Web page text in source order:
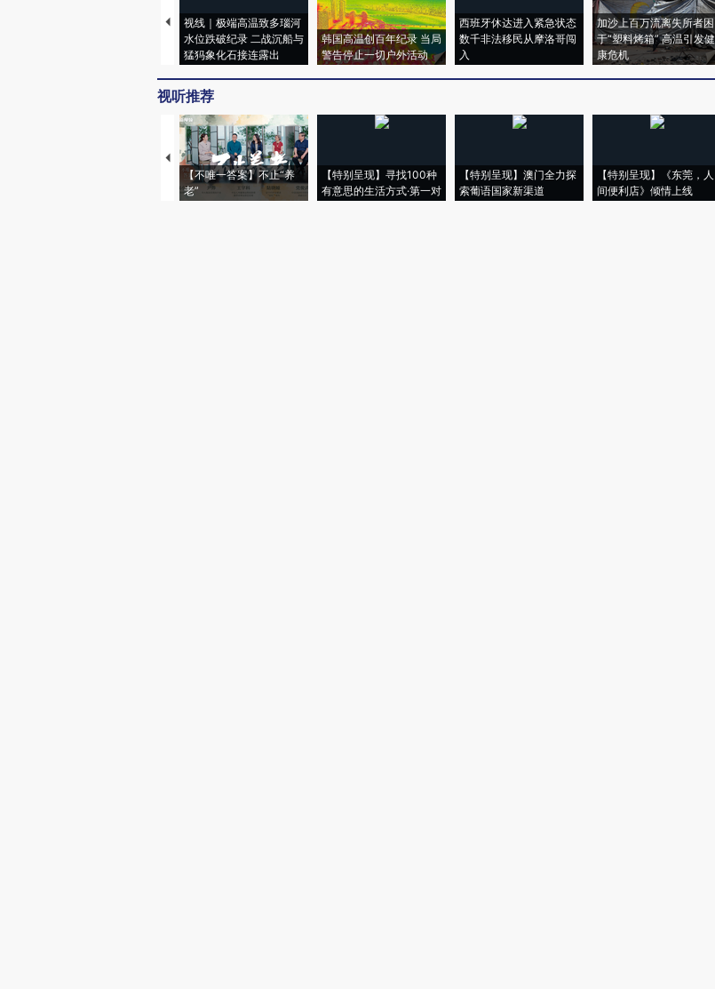
视线｜极端高温致多瑙河
水位跌破纪录 二战沉船与
猛犸象化石接连露出
韩国高温创百年纪录 当局
警告停止一切户外活动
西班牙休达进入紧急状态
数千非法移民从摩洛哥闯
入
加沙上百万流离失所者困
于“塑料烤箱” 高温引发健
康危机
视听推荐
【不唯一答案】不止“养
老”
【特别呈现】寻找100种
有意思的生活方式·第一对
【特别呈现】澳门全力探
索葡语国家新渠道
【特别呈现】《东莞，人
间便利店》倾情上线